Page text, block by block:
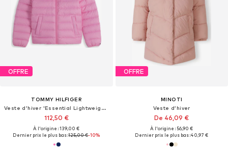
OFFRE
TOMMY HILFIGER
Veste d’hiver 'Essential Lightweight Down'
112,50 €
À l'origine : 139,00 €
Dernier prix le plus bas :125,00 €-10%
OFFRE
MINOTI
Veste d’hiver
De 46,09 €
À l'origine : 56,90 €
Dernier prix le plus bas :40,97 €